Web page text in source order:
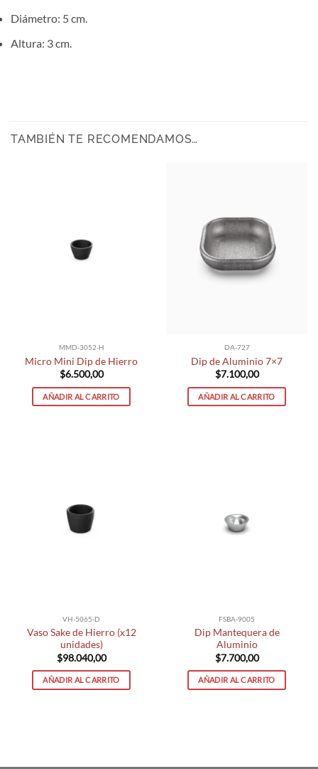
Diámetro: 5 cm.
Altura: 3 cm.
TAMBIÉN TE RECOMENDAMOS…
MMD-3052-H
Micro Mini Dip de Hierro
$6.500,00
AÑADIR AL CARRITO
DA-727
Dip de Aluminio 7×7
$7.100,00
AÑADIR AL CARRITO
VH-5065-D
Vaso Sake de Hierro (x12
unidades)
$98.040,00
AÑADIR AL CARRITO
FSBA-9005
Dip Mantequera de
Aluminio
$7.700,00
AÑADIR AL CARRITO